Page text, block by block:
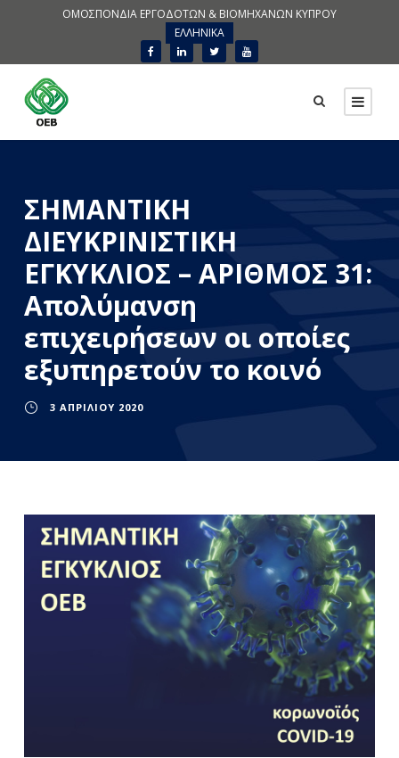
ΟΜΟΣΠΟΝΔΙΑ ΕΡΓΟΔΟΤΩΝ & ΒΙΟΜΗΧΑΝΩΝ ΚΥΠΡΟΥ
ΕΛΛΗΝΙΚΑ
ΣΗΜΑΝΤΙΚΗ
ΔΙΕΥΚΡΙΝΙΣΤΙΚΗ
ΕΓΚΥΚΛΙΟΣ – ΑΡΙΘΜΟΣ 31:
Απολύμανση
επιχειρήσεων οι οποίες
εξυπηρετούν το κοινό
3 ΑΠΡΙΛΊΟΥ 2020